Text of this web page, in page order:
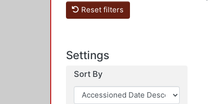
Reset filters
Settings
Sort By